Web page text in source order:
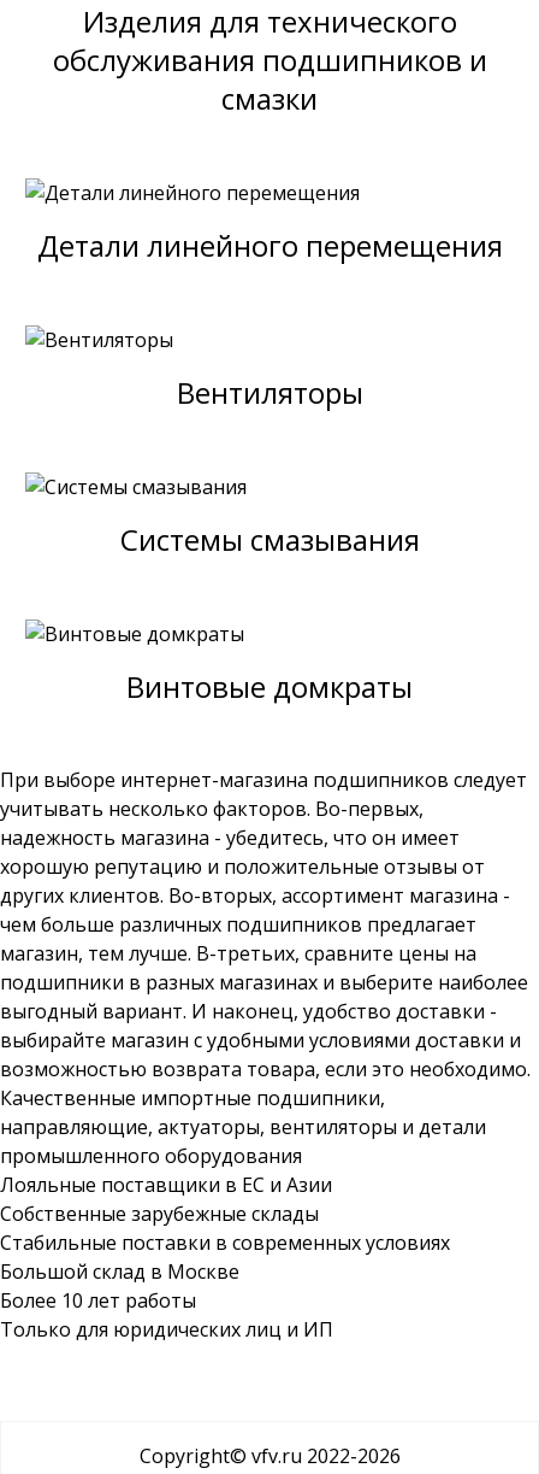
Изделия для технического
обслуживания подшипников и
смазки
Детали линейного перемещения
Вентиляторы
Системы смазывания
Винтовые домкраты
При выборе интернет-магазина подшипников следует
учитывать несколько факторов. Во-первых,
надежность магазина - убедитесь, что он имеет
хорошую репутацию и положительные отзывы от
других клиентов. Во-вторых, ассортимент магазина -
чем больше различных подшипников предлагает
магазин, тем лучше. В-третьих, сравните цены на
подшипники в разных магазинах и выберите наиболее
выгодный вариант. И наконец, удобство доставки -
выбирайте магазин с удобными условиями доставки и
возможностью возврата товара, если это необходимо.
Качественные импортные подшипники,
направляющие, актуаторы, вентиляторы и детали
промышленного оборудования
Лояльные поставщики в ЕС и Азии
Собственные зарубежные склады
Стабильные поставки в современных условиях
Большой склад в Москве
Более 10 лет работы
Только для юридических лиц и ИП
Copyright© vfv.ru 2022-2026